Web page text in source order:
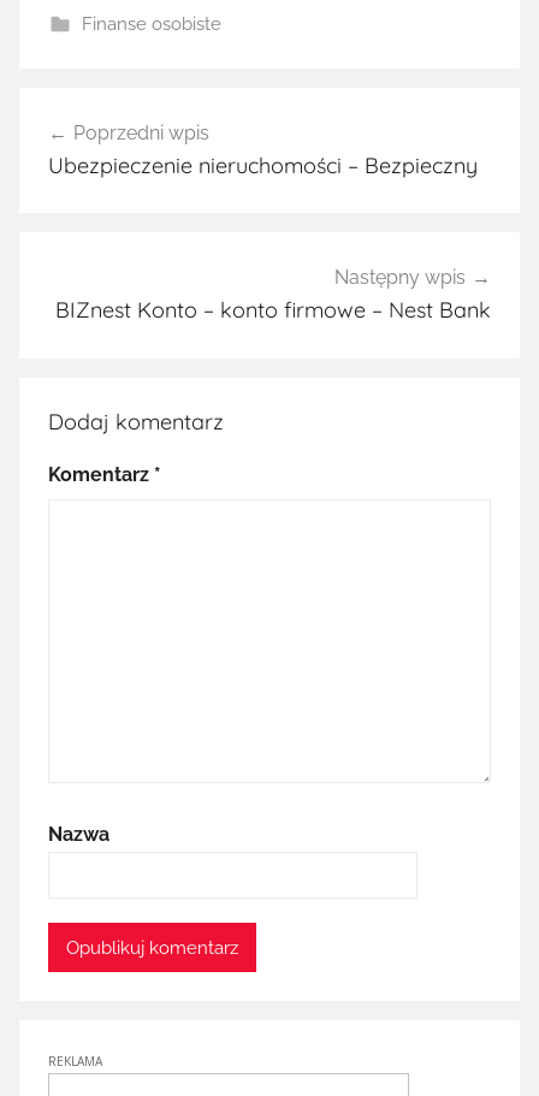
Finanse osobiste
wpisu
Poprzedni wpis
Ubezpieczenie nieruchomości – Bezpieczny
Następny wpis
BIZnest Konto – konto firmowe – Nest Bank
Dodaj komentarz
Komentarz *
Nazwa